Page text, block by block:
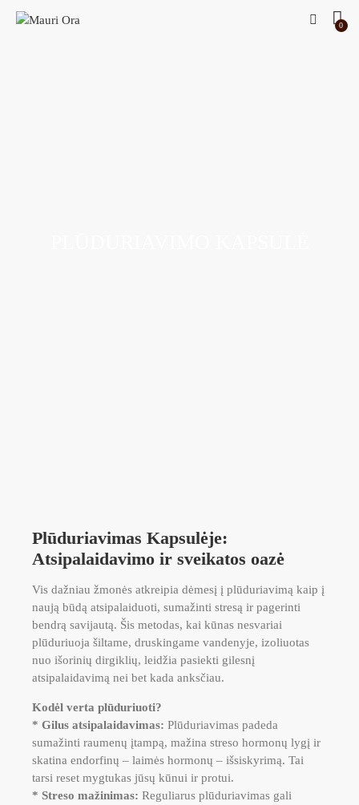
0
Plūduriavimas Kapsulėje:
Atsipalaidavimo ir sveikatos oazė
Vis dažniau žmonės atkreipia dėmesį į plūduriavimą kaip į
naują būdą atsipalaiduoti, sumažinti stresą ir pagerinti
bendrą savijautą. Šis metodas, kai kūnas nesvariai
plūduriuoja šiltame, druskingame vandenyje, izoliuotas
nuo išorinių dirgiklių, leidžia pasiekti gilesnį
atsipalaidavimą nei bet kada anksčiau.
Kodėl verta plūduriuoti?
* Gilus atsipalaidavimas: Plūduriavimas padeda
sumažinti raumenų įtampą, mažina streso hormonų lygį ir
skatina endorfinų – laimės hormonų – išsiskyrimą. Tai
tarsi reset mygtukas jūsų kūnui ir protui.
* Streso mažinimas: Reguliarus plūduriavimas gali